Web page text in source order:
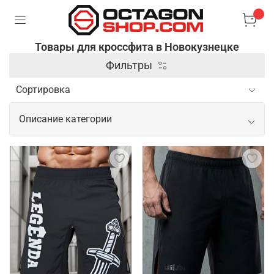
Товары для кроссфита в Новокузнецке
Фильтры
Описание категории
Профессиональные товары для
кроссфита
Кроссфит требует применения разнообразного
спортивного инвентаря, так как тренировки
включают элементы силовой, кардио нагрузки и
гимнастики. Чтобы занятия были комфортными и
продуктивными, необходимо подобрать
подходящую одежду для спорта, а также не